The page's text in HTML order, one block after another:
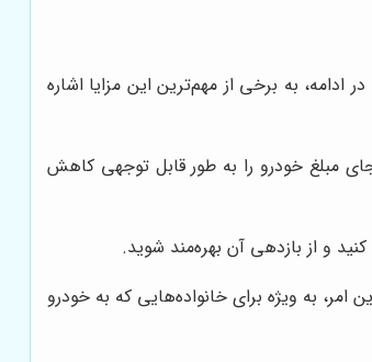
به برخی از مهم‌ترین این مزایا اشاره
مبلغ خودرو را به طور قابل توجهی کاهش
و از بازدهی آن بهره‌مند شوید.
به ویژه برای خانواده‌هایی که به خودرو